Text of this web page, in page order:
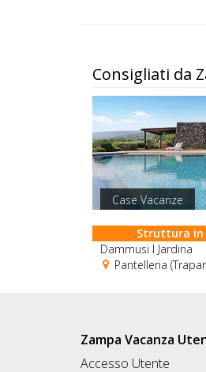
Consigliati da
Case Vacanze
Struttura in
Dammusi I Jardina
Pantelleria
Zampa Vacanza
Accesso Utente